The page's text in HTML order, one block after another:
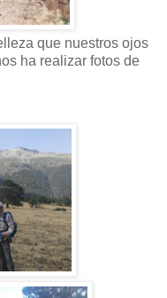
que nuestros ojos
ha realizar fotos de